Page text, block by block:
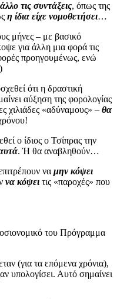
τις συντάξεις, όπως της
η ίδια είχε νομοθετήσει…
μήνες – με βασικό
για άλλη μια φορά τις
προηγουμένως, ενώ
)
ότι η δραστική
αύξηση της φορολογίας
χιλιάδες «αδύναμους» – θα
ο ίδιος ο Τσίπρας την
. Ή θα αναβληθούν…
να μην κόψει
να κόψει τις «παροχές» που
του Πρόγραμμα
(για τα επόμενα χρόνια),
υπολογίσει. Αυτό σημαίνει